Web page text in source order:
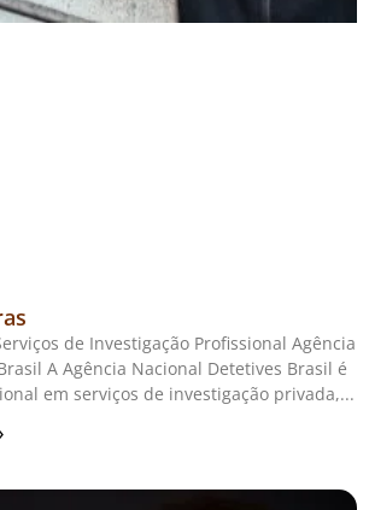
de Investigação Profissional Agência
A Agência Nacional Detetives Brasil é
em serviços de investigação privada,